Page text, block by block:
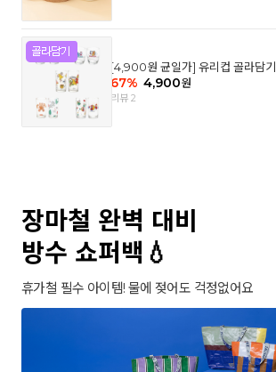
[4,900원 균일가] 유리컵 골라담기
67% 4,900원
리뷰 2
장마철 완벽 대비
방수 쇼퍼백💧
휴가철 필수 아이템! 물에 젖어도 걱정없어요